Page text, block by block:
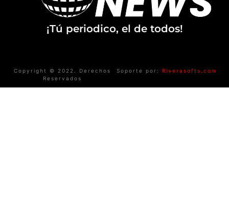
¡Tú periodico, el de todos!
Copyright © 2022. Derechos
Reservados
Soporte por: Riverasofts.com